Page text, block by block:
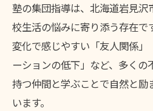
塾の集団指導は、北海道岩見沢
校生活の悩みに寄り添う存在で
変化で感じやすい「友人関係
ーションの低下」など、多くの
持つ仲間と学ぶことで自然と励
います。